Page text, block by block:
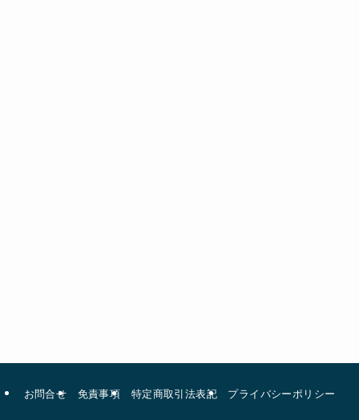
お問合せ 免責事項 特定商取引法表記 プライバシーポリシー